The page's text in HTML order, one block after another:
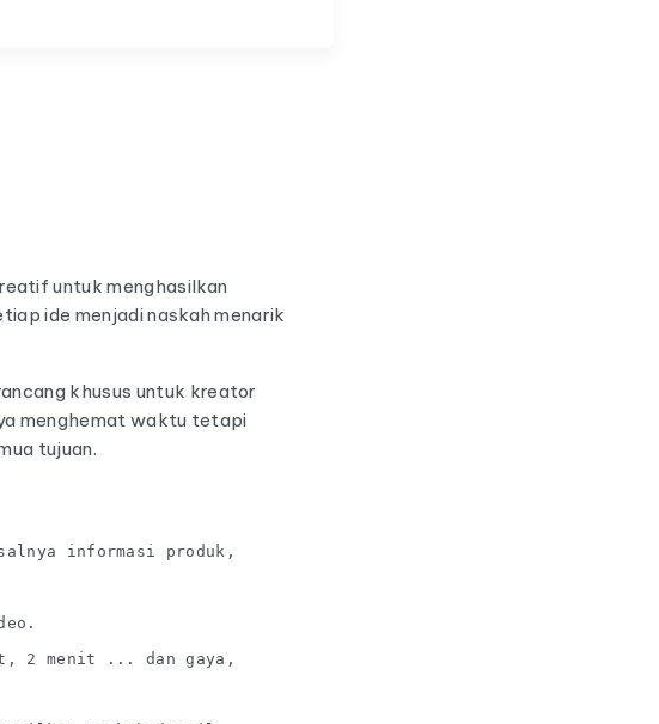
untuk menghasilkan
ide menjadi naskah menarik
khusus untuk kreator
menghemat waktu tetapi
tujuan.
informasi produk,
2 menit ... dan gaya,